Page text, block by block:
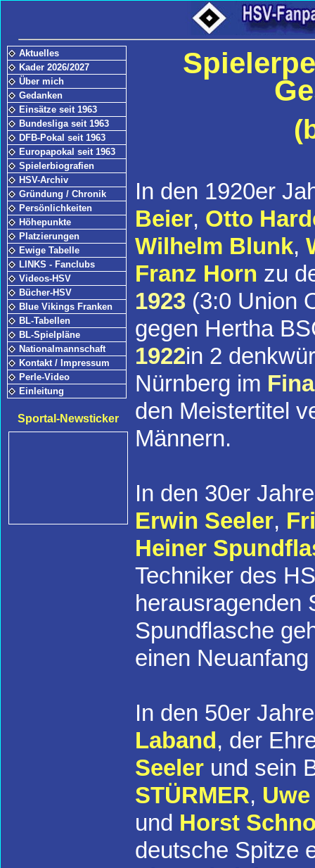
Aktuelles
Kader 2026/2027
Über mich
Gedanken
Einsätze seit 1963
Bundesliga seit 1963
DFB-Pokal seit 1963
Europapokal seit 1963
Spielerbiografien
HSV-Archiv
Gründung / Chronik
Persönlichkeiten
Höhepunkte
Platzierungen
Ewige Tabelle
LINKS - Fanclubs
Videos-HSV
Bücher-HSV
Blue Vikings Franken
BL-Tabellen
BL-Spielpläne
Nationalmannschaft
Kontakt / Impressum
Perle-Video
Einleitung
Sportal-Newsticker
In den 1920er
Beier, Otto
Wilhelm Blunk,
Franz Horn zu
1923 (3:0 Union
gegen Hertha
1922in 2
Nürnberg im
den Meistertitel
Männern.
In den 30er
Erwin Seeler,
Heiner
Techniker des
herausragenden
Spundflasche
einen
In den 50er
Laband , der
Seeler und sein
STÜRMER,
und Horst
deutsche Spitze